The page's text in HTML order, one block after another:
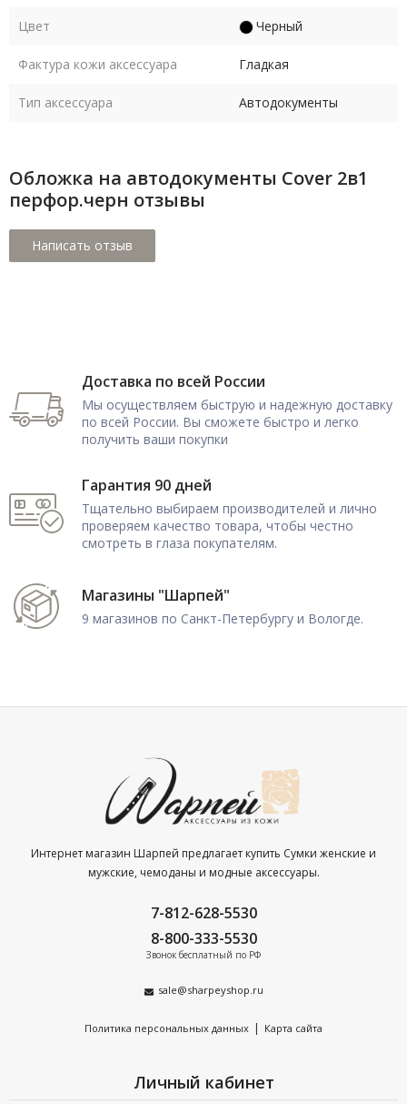
Цвет Черный
Фактура кожи аксессуара Гладкая
Тип аксессуара Автодокументы
Обложка на автодокументы Cover 2в1
перфор.черн отзывы
Доставка по всей России
Мы осуществляем быструю и надежную доставку
по всей России. Вы сможете быстро и легко
получить ваши покупки
Гарантия 90 дней
Тщательно выбираем производителей и лично
проверяем качество товара, чтобы честно
смотреть в глаза покупателям.
Магазины "Шарпей"
9 магазинов по Санкт-Петербургу и Вологде.
Интернет магазин Шарпей предлагает купить Сумки женские и
мужские, чемоданы и модные аксессуары.
7-812-628-5530
8-800-333-5530
Звонок бесплатный по РФ
sale@sharpeyshop.ru
Политика персональных данных | Карта сайта
Личный кабинет